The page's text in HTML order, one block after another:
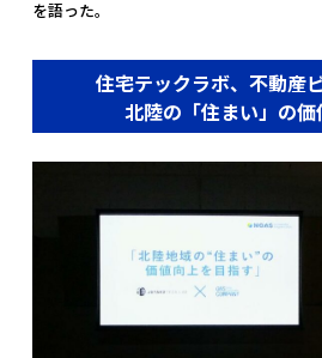
を語った。
住宅テックラボ、不動産
北陸の「住まい」の価